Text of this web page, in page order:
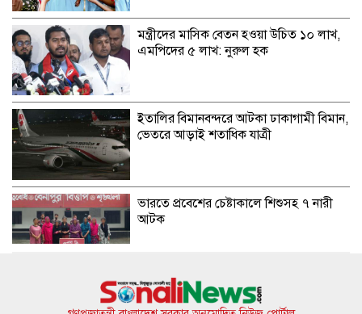
মন্ত্রীদের মাসিক বেতন হওয়া উচিত ১০ লাখ,
এমপিদের ৫ লাখ: নুরুল হক
ইতালির বিমানবন্দরে আটকা ঢাকাগামী বিমান,
ভেতরে আড়াই শতাধিক যাত্রী
ভারতে প্রবেশের চেষ্টাকালে শিশুসহ ৭ নারী
আটক
কুপ্রস্তাবে রাজি না হওয়ায় তরুণীকে চুরির
অপবাদ, চুল কেটে নির্যাতন